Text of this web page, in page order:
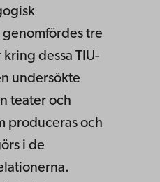
tre
dessa TIU-
undersökte
teater och
produceras och
i de